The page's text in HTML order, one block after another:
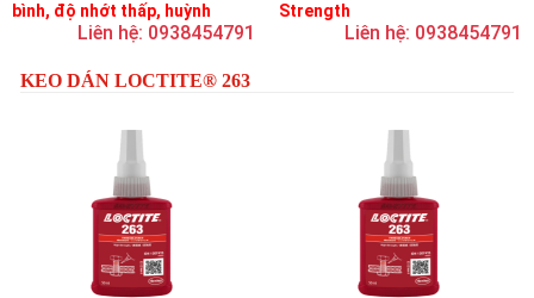
bình, độ nhớt thấp, huỳnh
Liên hệ: 0938454791
Strength
Liên hệ: 0938454791
KEO DÁN LOCTITE® 263